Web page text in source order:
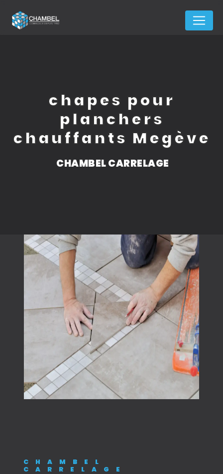
chapes pour
planchers
chauffants Megève
CHAMBEL CARRELAGE
CHAMBEL
CARRELAGE